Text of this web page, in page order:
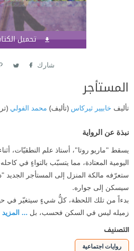
تحميل
شارك
المستأجر
تأليف خابيير ثيركاس (تأليف) محمد الفولي
نبذة عن الرواية
يسقط "ماريو روتا"، أستاذ علم النطقيّات،
اليومية المعتادة، مما يتسبّب بالتواءٍ في
ستعرّفه مالكة المنزل إلى المستأجر الجديد
سيسكن إلى جواره.
بدءاً من تلك اللحظة، كلُّ شيءٍ سيتغيّر في
زميله ليس في السكن فحسب، بل ... المزيد
التصنيف
روايات اجتماعية